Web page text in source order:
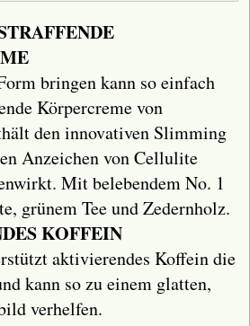
bringen kann so einfach
Körpercreme von
den innovativen Slimming
Anzeichen von Cellulite
Mit belebendem No. 1
grünem Tee und Zedernholz.
KOFFEIN
aktivierendes Koffein die
kann so zu einem glatten,
verhelfen.